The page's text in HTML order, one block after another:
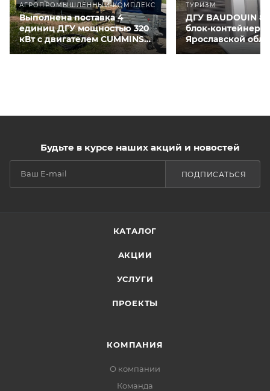
АГРОПРОМЫШЛЕННЫЙ КОМПЛЕКС
Выполнена поставка 4
единиц ДГУ мощностью 320
кВт с двигателем CUMMINS
QSNT-G3 для курятников
ТУРИЗМ
ДГУ BAUDOUIN
блок-контейнере
Ярославской
Будьте в курсе наших акций и новостей
ПОДПИСАТЬСЯ
КАТАЛОГ
АКЦИИ
УСЛУГИ
ПРОЕКТЫ
КОМПАНИЯ
О компании
Команда